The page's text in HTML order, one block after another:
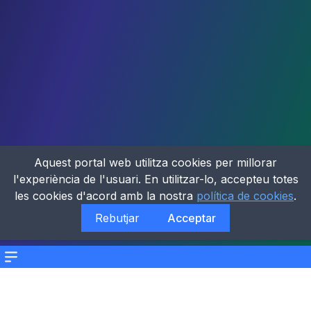
Menu
Aquest portal web utilitza cookies per millorar
l'experiència de l'usuari. En utilitzar-lo, accepteu totes
les cookies d'acord amb la nostra política de cookies.
Rebutjar
Acceptar